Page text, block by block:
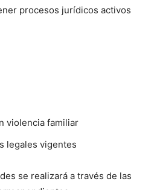
procesos jurídicos activos
violencia familiar
legales vigentes
se realizará a través de las